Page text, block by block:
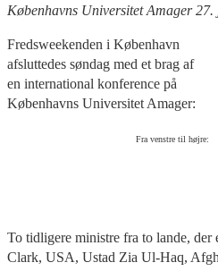
Københavns Universitet Amager
Fredsweekenden i København
afsluttedes søndag med et brag af
en international konference på
Københavns Universitet Amager:
Fra venstre til højre:
To tidligere ministre fra to lande,
Clark, USA, Ustad Zia Ul-Haq,